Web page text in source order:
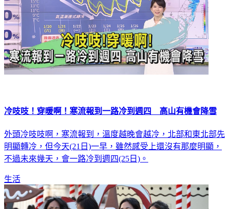
冷吱吱！穿暖啊！寒流報到一路冷到週四 高山有機會降雪
外頭冷吱吱啊，寒流報到，溫度越晚會越冷，北部和東北部先
明顯轉冷，但今天(21日)一早，雖然感受上還沒有那麼明顯，
不過未來幾天，會一路冷到週四(25日)。
生活